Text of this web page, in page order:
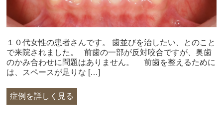
１０代女性の患者さんです。 歯並びを治したい、とのこと
で来院されました。 前歯の一部が反対咬合ですが、奥歯
のかみ合わせに問題はありません。 前歯を整えるために
は、スペースが足りな […]
症例を詳しく見る